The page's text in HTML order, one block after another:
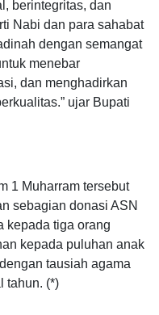
berintegritas, dan
Nabi dan para sahabat
dengan semangat
menebar
dan menghadirkan
ujar Bupati
1 Muharram tersebut
sebagian donasi ASN
kepada tiga orang
kepada puluhan anak
tausiah agama
tahun. (*)